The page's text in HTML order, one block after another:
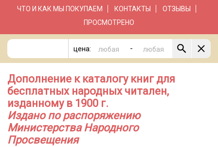
ЧТО И КАК МЫ ПОКУПАЕМ
КОНТАКТЫ
ОТЗЫВЫ
ПРОСМОТРЕНО
цена: -
Дополнение к каталогу книг для
бесплатных народных читален,
изданному в 1900 г.
Издано по распоряжению
Министерства Народного
Просвещения